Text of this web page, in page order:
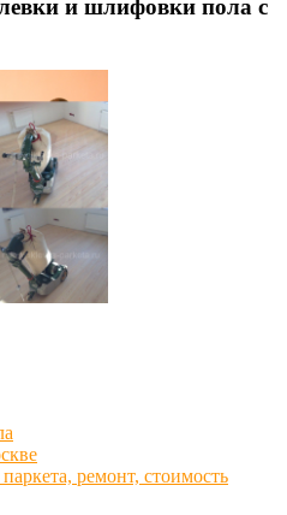
и шлифовки пола с
ремонт, стоимость